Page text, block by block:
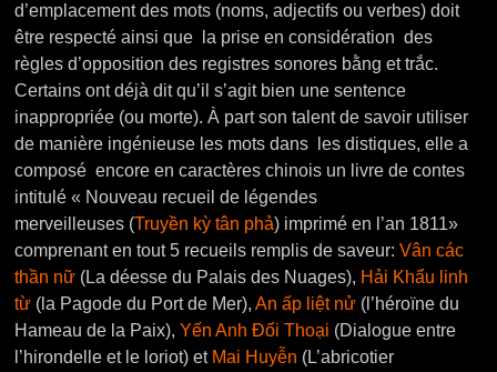
d’emplacement des mots (noms, adjectifs ou verbes) doit
être respecté ainsi que la prise en considération des
règles d’opposition des registres sonores bằng et trắc.
Certains ont déjà dit qu’il s’agit bien une sentence
inappropriée (ou morte). À part son talent de savoir utiliser
de manière ingénieuse les mots dans les distiques, elle a
composé encore en caractères chinois un livre de contes
intitulé « Nouveau recueil de légendes
merveilleuses (Truyền kỳ tân phả) imprimé en l’an 1811»
comprenant en tout 5 recueils remplis de saveur:Vân các
thần nữ (La déesse du Palais des Nuages), Hải Khẩu linh
từ (la Pagode du Port de Mer), An ấp liệt nử (l’héroïne du
Hameau de la Paix), Yến Anh Đối Thoại (Dialogue entre
l’hirondelle et le loriot) et Mai Huyễn (L’abricotier